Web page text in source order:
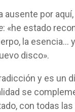
ausente por
: «he estado
la esencia… y
disco».
y es un
se
con todas